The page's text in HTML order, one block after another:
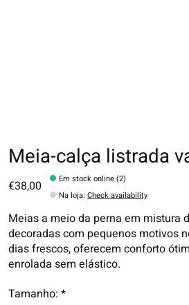
Meia-calça listrada
€38,00
Em stock online (2)
Na loja:Check availability
Meias a meio da perna em mistura
decoradas com pequenos motivos
dias frescos, oferecem conforto
enrolada sem elástico.
Tamanho: *